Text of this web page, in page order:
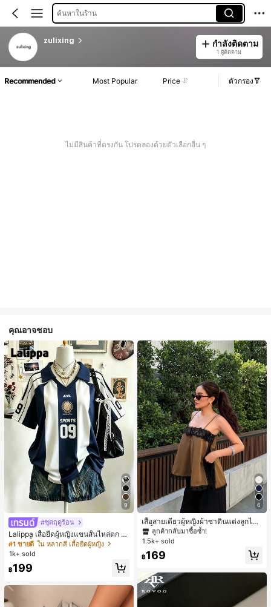
ค้นหาในร้าน
zulixing กำลังติดตาม
1 ผู้ติดตาม
Recommended Most Popular Price ตัวกรอง
ไม่มีสินค้าที่ตรงกัน โปรดลองด้วยตัวเลือกอื่น ๆ
คุณอาจชอบ
9
#ชุดฤดูร้อน
Lalippa เสื้อยืดผู้หญิงแขนสั้นไหล่ตก ค
อวีปกเสื้อ ลายพิมพ์ดิจิทัลลายทาง สไตล์
สปอร์ตแฟชั่นมินิมอล ของขวัญสำหรับเ
พื่อน
#1 ขายดี ใน หลากสี เสื้อยืดผู้หญิง
1k+ sold
฿199
6
เสื้อสายเดี่ยวผู้หญิงผ้าซาตินแต่งลูกไม้
- เสื้อสายเดี่ยวฤดูร้อนสีคากีมีรอยผ่าด้า
นข้างที่น่าดึงดูดแบบสบายๆ
#1 ขายดี
ใน สีกากี เสื้อสตรี เสื้อเบลาส์ & Tee
ลูกค้ากลับมาซื้อซ้ำ!
#1 ขายดี
ใน สีกากี เสื้อสตรี เสื้อเบลาส์ & Tee
ลูกค้ากลับมาซื้อซ้ำ!
#1 ขายดี
ใน สีกากี เสื้อสตรี เสื้อเบลาส์ & Tee
ลูกค้ากลับมาซื้อซ้ำ!
#1 ขายดี
ลูกค้ากลับมาซื้อซ้ำ!
1.5k+ sold
฿169